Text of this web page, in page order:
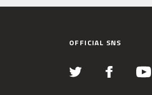
OFFICIAL SNS